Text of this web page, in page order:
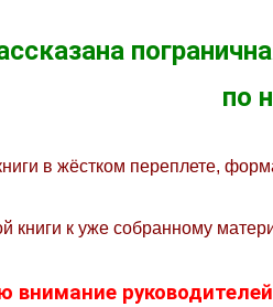
по
в жёстком переплете,
книги к уже собранному